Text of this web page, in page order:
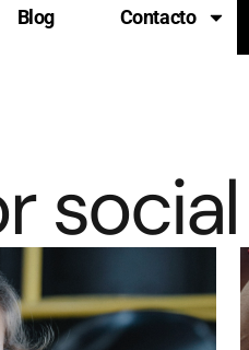
Blog Contacto
social